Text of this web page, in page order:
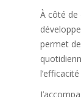
À côté de
permet